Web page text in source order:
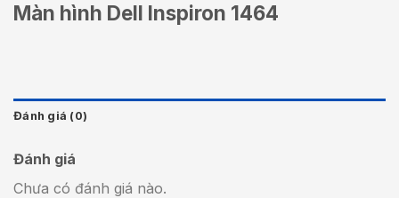
Màn hình Dell Inspiron 1464
Đánh giá (0)
Đánh giá
Chưa có đánh giá nào.